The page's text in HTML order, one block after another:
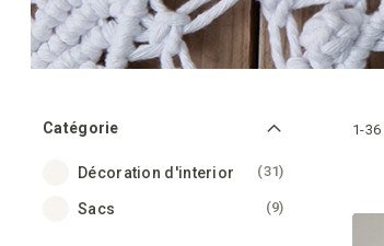
Catégorie
Décoration d'interior 31articles
Sacs 9articles
1-36